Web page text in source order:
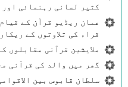
کثیر لسانی رہنمائی اور
عمان ریڈیو قرآن کے
قراء کی تلاوتوں کے
ملایشین قرآنی مقابلوں
گھر میں والد کی قرآنی